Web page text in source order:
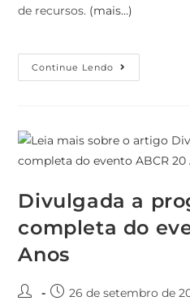
de recursos. (mais…)
Continue Lendo
Divulgada a
completa do
Anos
26 de setembro de